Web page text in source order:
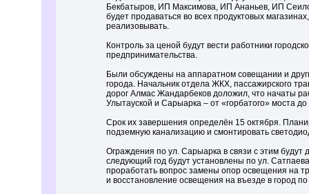
Бекбатыров, ИП Максимова, ИП Ананьев, ИП
будет продаваться во всех продуктовых
реализовывать.
Контроль за ценой будут вести работники
предпринимательства.
Были обсуждены на аппаратном совещании и
города. Начальник отдела ЖКХ, пассажирского
дорог Алмас Жандарбеков доложил, что начаты
Улытауской и Сарыарка – от «горбатого» моста
Срок их завершения определён 15 октября.
подземную канализацию и смонтировать
Ограждения по ул. Сарыарка в связи с этим будут
следующий год будут установлены по ул.
проработать вопрос замены опор освещения на
и восстановление освещения на въезде в город